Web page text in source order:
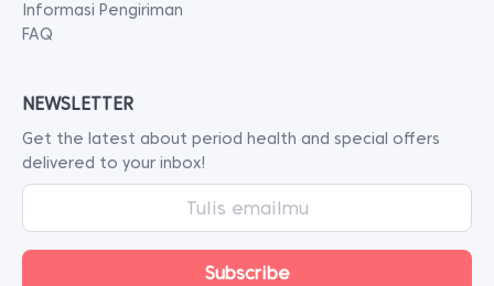
Informasi Pengiriman
FAQ
NEWSLETTER
Get the latest about period health and special offers
delivered to your inbox!